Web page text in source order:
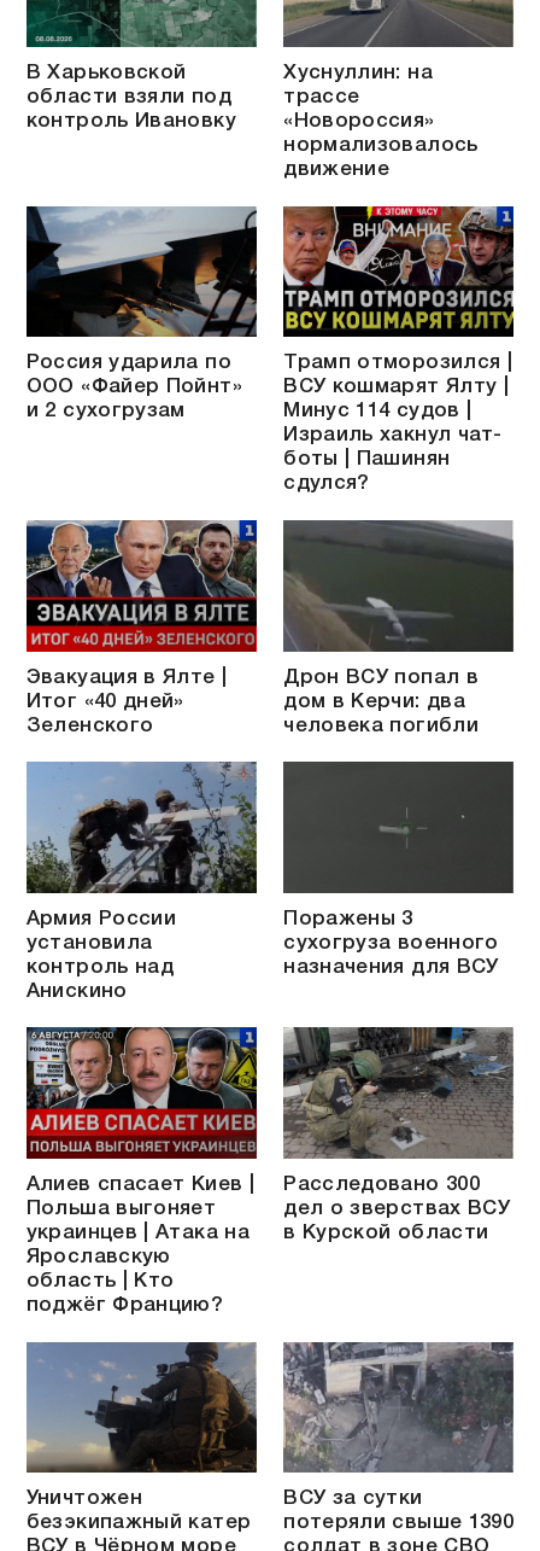
В Харьковской
области взяли под
контроль Ивановку
Хуснуллин: на
трассе
«Новороссия»
нормализовалось
движение
Россия ударила по
ООО «Файер Пойнт»
и 2 сухогрузам
Трамп отморозился |
ВСУ кошмарят Ялту |
Минус 114 судов |
Израиль хакнул чат-
боты | Пашинян
сдулся?
Эвакуация в Ялте |
Итог «40 дней»
Зеленского
Дрон ВСУ попал в
дом в Керчи: два
человека погибли
Армия России
установила
контроль над
Анискино
Поражены 3
сухогруза военного
назначения для ВСУ
Алиев спасает Киев |
Польша выгоняет
украинцев | Атака на
Ярославскую
область | Кто
поджёг Францию?
Расследовано 300
дел о зверствах ВСУ
в Курской области
Уничтожен
безэкипажный катер
ВСУ в Чёрном море
ВСУ за сутки
потеряли свыше 1390
солдат в зоне СВО